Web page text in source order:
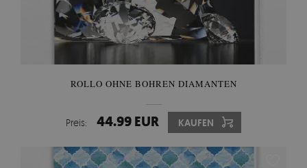
ROLLO OHNE BOHREN DIAMANTEN
Preis: 44.99 EUR KAUFEN